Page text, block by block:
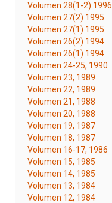
Volumen 28(1-2) 1996
Volumen 27(2) 1995
Volumen 27(1) 1995
Volumen 26(2) 1994
Volumen 26(1) 1994
Volumen 24-25, 1990
Volumen 23, 1989
Volumen 22, 1989
Volumen 21, 1988
Volumen 20, 1988
Volumen 19, 1987
Volumen 18, 1987
Volumen 16-17, 1986
Volumen 15, 1985
Volumen 14, 1985
Volumen 13, 1984
Volumen 12, 1984